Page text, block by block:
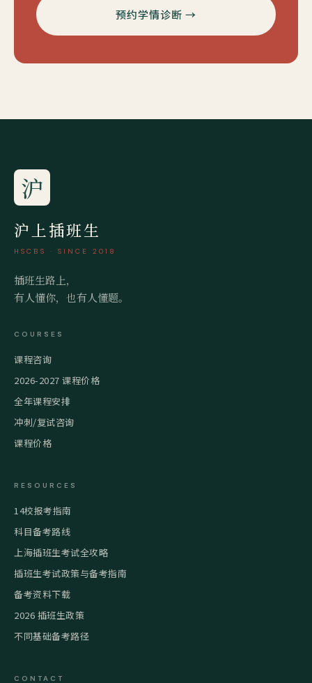
预约学情诊断 →
沪
沪上插班生
HSCBS · SINCE 2018
插班生路上，
有人懂你，也有人懂题。
COURSES
课程咨询
2026-2027 课程价格
全年课程安排
冲刺/复试咨询
课程价格
RESOURCES
14校报考指南
科目备考路线
上海插班生考试全攻略
插班生考试政策与备考指南
备考资料下载
2026 插班生政策
不同基础备考路径
CONTACT